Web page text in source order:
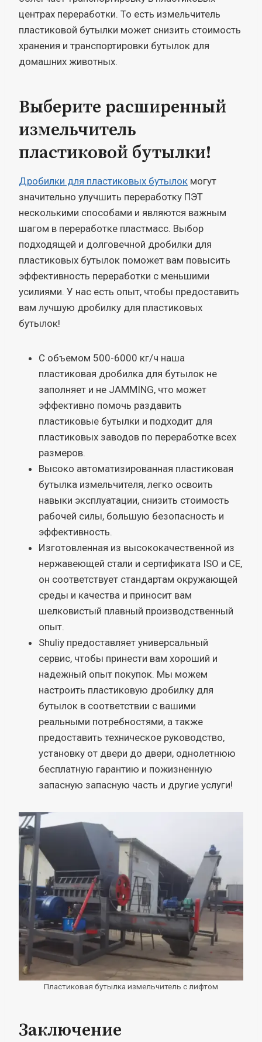
центрах переработки. То есть измельчитель
пластиковой бутылки может снизить стоимость
хранения и транспортировки бутылок для
домашних животных.
Выберите расширенный
измельчитель
пластиковой бутылки!
Дробилки для пластиковых бутылок могут
значительно улучшить переработку ПЭТ
несколькими способами и являются важным
шагом в переработке пластмасс. Выбор
подходящей и долговечной дробилки для
пластиковых бутылок поможет вам повысить
эффективность переработки с меньшими
усилиями. У нас есть опыт, чтобы предоставить
вам лучшую дробилку для пластиковых
бутылок!
С объемом 500-6000 кг/ч наша
пластиковая дробилка для бутылок не
заполняет и не JAMMING, что может
эффективно помочь раздавить
пластиковые бутылки и подходит для
пластиковых заводов по переработке всех
размеров.
Высоко автоматизированная пластиковая
бутылка измельчителя, легко освоить
навыки эксплуатации, снизить стоимость
рабочей силы, большую безопасность и
эффективность.
Изготовленная из высококачественной из
нержавеющей стали и сертификата ISO и CE,
он соответствует стандартам окружающей
среды и качества и приносит вам
шелковистый плавный производственный
опыт.
Shuliy предоставляет универсальный
сервис, чтобы принести вам хороший и
надежный опыт покупок. Мы можем
настроить пластиковую дробилку для
бутылок в соответствии с вашими
реальными потребностями, а также
предоставить техническое руководство,
установку от двери до двери, однолетнюю
бесплатную гарантию и пожизненную
запасную запасную часть и другие услуги!
Пластиковая бутылка измельчитель с лифтом
Заключение